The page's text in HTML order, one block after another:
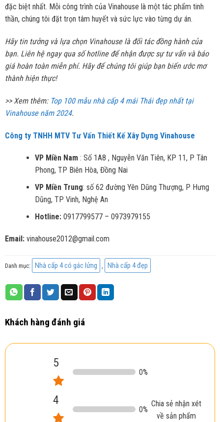
đặc biệt nhất. Mỗi công trình của Vinahouse là một tác phẩm tinh
thần, chúng tôi đặt trọn tâm huyết và sức lực vào từng dự án.
Hãy tin tưởng và lựa chọn Vinahouse là đối tác đồng hành của
bạn. Liên hệ ngay qua số hotline để nhận được sự tư vấn và báo
giá hoàn toàn miễn phí. Hãy để chúng tôi giúp bạn biến ước mơ
thành hiện thực!
>> Xem thêm: Top 100 mẫu nhà cấp 4 mái Thái đẹp nhất tại
Vinahouse năm 2024.
Công ty TNHH MTV Tư Vấn Thiết Kế Xây Dựng Vinahouse
VP Miền Nam: Số 1A8 , Nguyễn Văn Tiên, KP 11, P Tân
Phong, TP Biên Hòa, Đồng Nai
VP Miền Trung: số 62 đường Yên Dũng Thượng, P Hưng
Dũng, TP Vinh, Nghệ An
Hotline:0917799577 – 0973979155
Email:vinahouse2012@gmail.com
Danh mục: Nhà cấp 4 có gác lửng , Nhà cấp 4 đẹp
Khách hàng đánh giá
5
0%
4
0%
Chia sẻ nhận xét
về sản phẩm